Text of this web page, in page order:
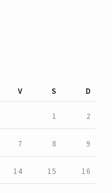
V S D
1 2
7 8 9
14 15 16